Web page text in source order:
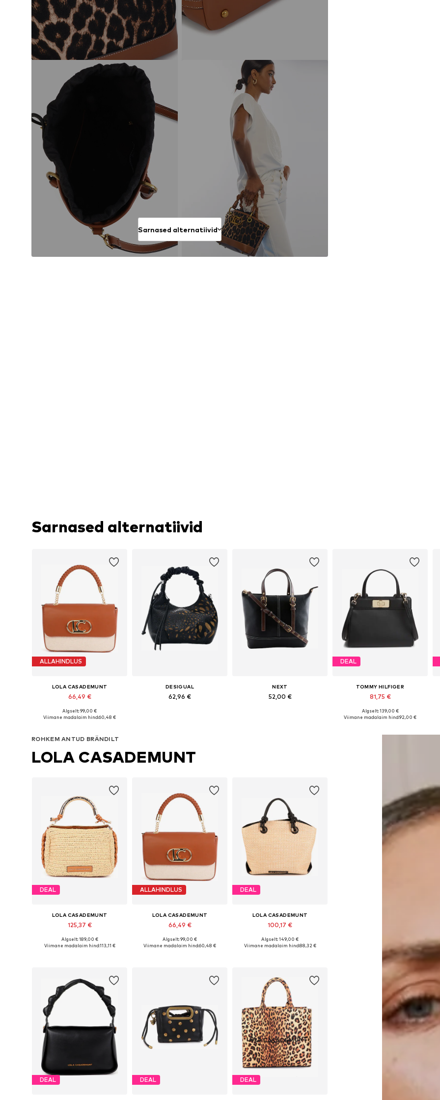
Sarnased alternatiivid
Sarnased alternatiivid
ALLAHINDLUS
LOLA CASADEMUNT
66,49 €
Saadaolevad suurused: One Size
Algselt: 99,00 €
Viimane madalaim hind:60,48 €
DESIGUAL
62,96 €
NEXT
52,00 €
DEAL
TOMMY HILFIGER
81,75 €
Saadaolevad suurused: One Size
Algselt: 139,00 €
Viimane madalaim hind:92,00 €
ROHKEM ANTUD BRÄNDILT
LOLA CASADEMUNT
DEAL
LOLA CASADEMUNT
125,37 €
Saadaolevad suurused: One Size
Algselt: 189,00 €
Viimane madalaim hind:113,11 €
ALLAHINDLUS
LOLA CASADEMUNT
66,49 €
Saadaolevad suurused: One Size
Algselt: 99,00 €
Viimane madalaim hind:60,48 €
DEAL
LOLA CASADEMUNT
100,17 €
Saadaolevad suurused: One Size
Algselt: 149,00 €
Viimane madalaim hind:88,32 €
DEAL DEAL DEAL